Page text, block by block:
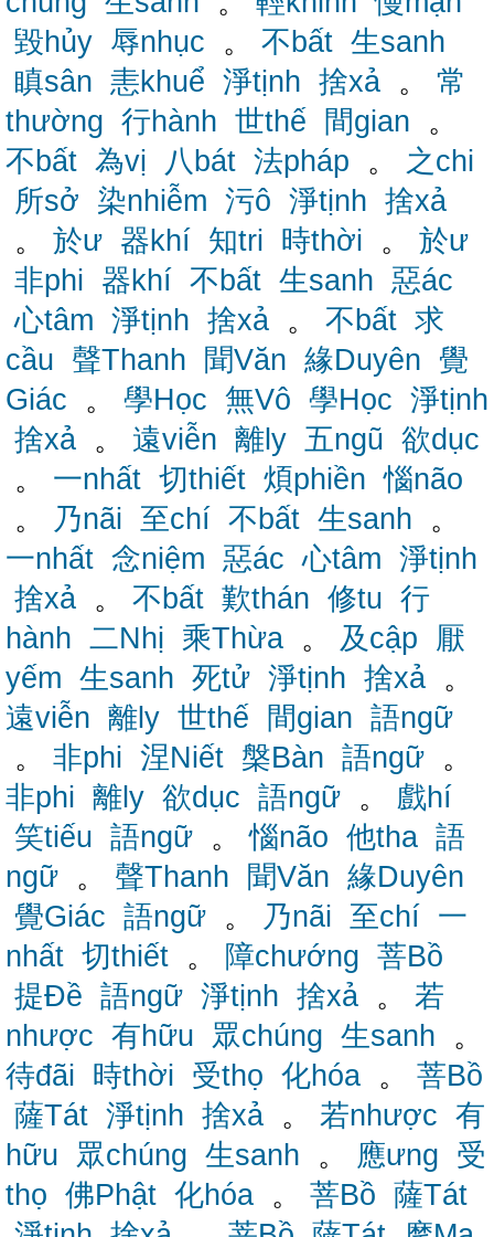
毀hủy 辱nhục 。 不bất 生sanh
瞋sân 恚khuể 淨tịnh 捨xả 。 常
thường 行hành 世thế 間gian 。
不bất 為vị 八bát 法pháp 。 之chi
所sở 染nhiễm 污ô 淨tịnh 捨xả
。 於ư 器khí 知tri 時thời 。 於ư
非phi 器khí 不bất 生sanh 惡ác
心tâm 淨tịnh 捨xả 。 不bất 求
cầu 聲Thanh 聞Văn 緣Duyên 覺
Giác 。 學Học 無Vô 學Học 淨tịnh
捨xả 。 遠viễn 離ly 五ngũ 欲dục
。 一nhất 切thiết 煩phiền 惱não
。 乃nãi 至chí 不bất 生sanh 。
一nhất 念niệm 惡ác 心tâm 淨tịnh
捨xả 。 不bất 歎thán 修tu 行
hành 二Nhị 乘Thừa 。 及cập
厭
yếm 生sanh 死tử 淨tịnh 捨xả 。
遠viễn 離ly 世thế 間gian 語ngữ
。 非phi 涅Niết 槃Bàn 語ngữ 。
非phi 離ly 欲dục 語ngữ 。 戲hí
笑tiếu 語ngữ 。惱não 他tha 語
ngữ 。 聲Thanh 聞Văn 緣Duyên
覺Giác 語ngữ 。 乃nãi 至chí 一
nhất 切thiết 。 障chướng 菩Bồ
提Đề 語ngữ 淨tịnh 捨xả 。 若
nhược 有hữu 眾chúng 生sanh 。
待đãi 時thời 受thọ 化hóa 。 菩Bồ
薩Tát 淨tịnh 捨xả 。 若nhược 有
hữu 眾chúng 生sanh 。 應ưng 受
thọ 佛Phật 化hóa 。 菩Bồ 薩Tát